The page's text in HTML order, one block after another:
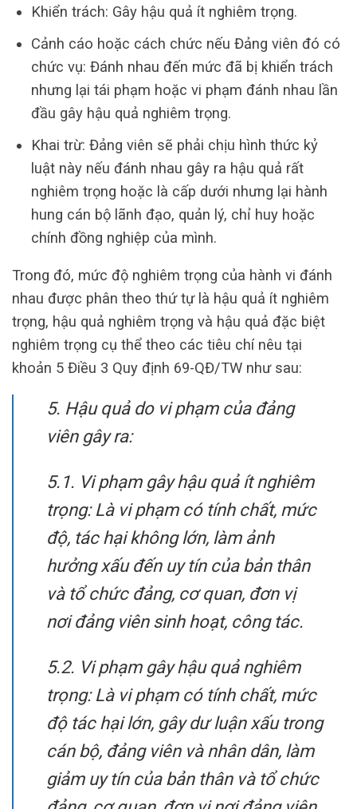
Khiển trách: Gây hậu quả ít nghiêm trọng.
Cảnh cáo hoặc cách chức nếu Đảng viên đó có
chức vụ: Đánh nhau đến mức đã bị khiển trách
nhưng lại tái phạm hoặc vi phạm đánh nhau lần
đầu gây hậu quả nghiêm trọng.
Khai trừ: Đảng viên sẽ phải chịu hình thức kỷ
luật này nếu đánh nhau gây ra hậu quả rất
nghiêm trọng hoặc là cấp dưới nhưng lại hành
hung cán bộ lãnh đạo, quản lý, chỉ huy hoặc
chính đồng nghiệp của mình.
Trong đó, mức độ nghiêm trọng của hành vi đánh
nhau được phân theo thứ tự là hậu quả ít nghiêm
trọng, hậu quả nghiêm trọng và hậu quả đặc biệt
nghiêm trọng cụ thể theo các tiêu chí nêu tại
khoản 5 Điều 3 Quy định 69-QĐ/TW như sau:
5. Hậu quả do vi phạm của đảng
viên gây ra:
5.1. Vi phạm gây hậu quả ít nghiêm
trọng: Là vi phạm có tính chất, mức
độ, tác hại không lớn, làm ảnh
hưởng xấu đến uy tín của bản thân
và tổ chức đảng, cơ quan, đơn vị
nơi đảng viên sinh hoạt, công tác.
5.2. Vi phạm gây hậu quả nghiêm
trọng: Là vi phạm có tính chất, mức
độ tác hại lớn, gây dư luận xấu trong
cán bộ, đảng viên và nhân dân, làm
giảm uy tín của bản thân và tổ chức